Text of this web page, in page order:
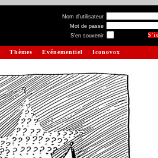
Nom d'utilisateur
Mot de passe
S'en souvenir
Thèmes Evénementiel Iconovox